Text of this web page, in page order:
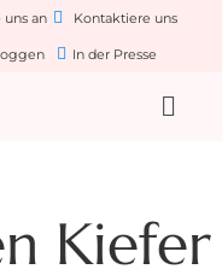
uns an Kontaktiere uns
In der Presse
Kiefer